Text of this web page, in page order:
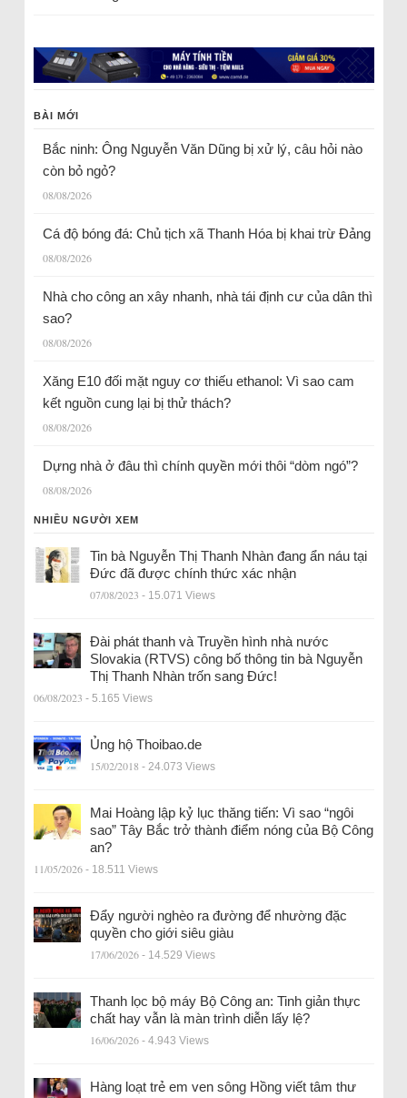
BÀI MỚI
Bắc ninh: Ông Nguyễn Văn Dũng bị xử lý, câu hỏi nào
còn bỏ ngỏ?
08/08/2026
Cá độ bóng đá: Chủ tịch xã Thanh Hóa bị khai trừ Đảng
08/08/2026
Nhà cho công an xây nhanh, nhà tái định cư của dân thì
sao?
08/08/2026
Xăng E10 đối mặt nguy cơ thiếu ethanol: Vì sao cam
kết nguồn cung lại bị thử thách?
08/08/2026
Dựng nhà ở đâu thì chính quyền mới thôi “dòm ngó”?
08/08/2026
NHIỀU NGƯỜI XEM
Tin bà Nguyễn Thị Thanh Nhàn đang ẩn náu tại
Đức đã được chính thức xác nhận
07/08/2023 - 15.071 Views
Đài phát thanh và Truyền hình nhà nước
Slovakia (RTVS) công bố thông tin bà Nguyễn
Thị Thanh Nhàn trốn sang Đức!
06/08/2023 - 5.165 Views
Ủng hộ Thoibao.de
15/02/2018 - 24.073 Views
Mai Hoàng lập kỷ lục thăng tiến: Vì sao “ngôi
sao” Tây Bắc trở thành điểm nóng của Bộ Công
an?
11/05/2026 - 18.511 Views
Đẩy người nghèo ra đường để nhường đặc
quyền cho giới siêu giàu
17/06/2026 - 14.529 Views
Thanh lọc bộ máy Bộ Công an: Tinh giản thực
chất hay vẫn là màn trình diễn lấy lệ?
16/06/2026 - 4.943 Views
Hàng loạt trẻ em ven sông Hồng viết tâm thư